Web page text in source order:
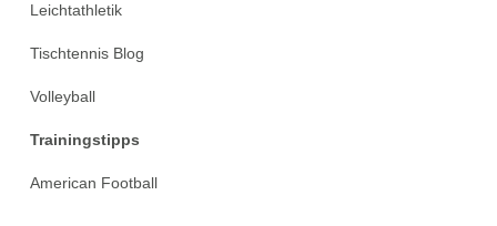
Leichtathletik
Tischtennis Blog
Volleyball
Trainingstipps
American Football